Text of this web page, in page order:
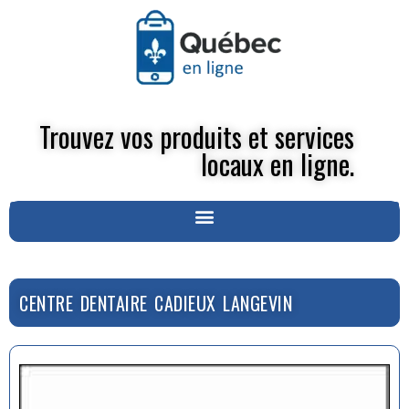
Trouvez vos produits et services
locaux en ligne.
CENTRE DENTAIRE CADIEUX LANGEVIN